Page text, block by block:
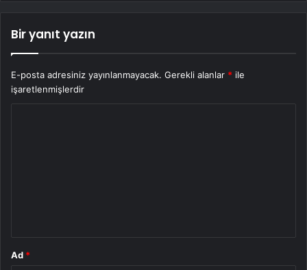
Bir yanıt yazın
E-posta adresiniz yayınlanmayacak. Gerekli alanlar * ile
işaretlenmişlerdir
Ad *